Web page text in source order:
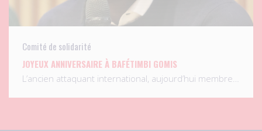
Comité de solidarité
JOYEUX ANNIVERSAIRE À BAFÉTIMBI GOMIS
L’ancien attaquant international, aujourd’hui membre…